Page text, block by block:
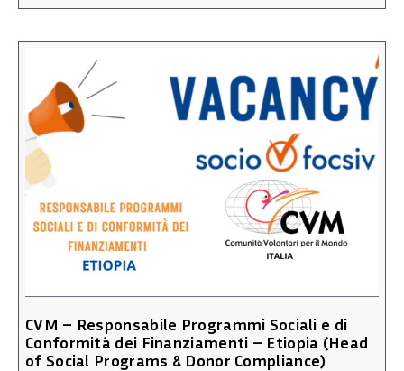
CVM – Responsabile Programmi Sociali e di
Conformità dei Finanziamenti – Etiopia (Head
of Social Programs & Donor Compliance)